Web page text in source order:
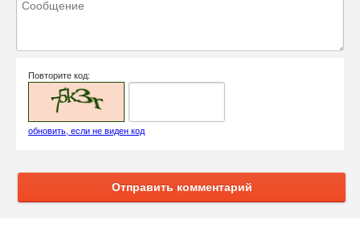
Повторите код:
обновить, если не виден код
Отправить комментарий